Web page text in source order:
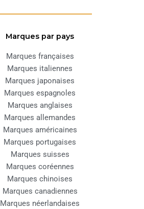
Marques par pays
Marques françaises
Marques italiennes
Marques japonaises
Marques espagnoles
Marques anglaises
Marques allemandes
Marques américaines
Marques portugaises
Marques suisses
Marques coréennes
Marques chinoises
Marques canadiennes
Marques néerlandaises